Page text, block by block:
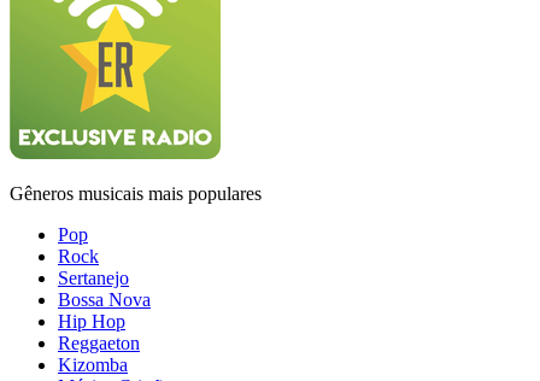
Gêneros musicais mais populares
Pop
Rock
Sertanejo
Bossa Nova
Hip Hop
Reggaeton
Kizomba